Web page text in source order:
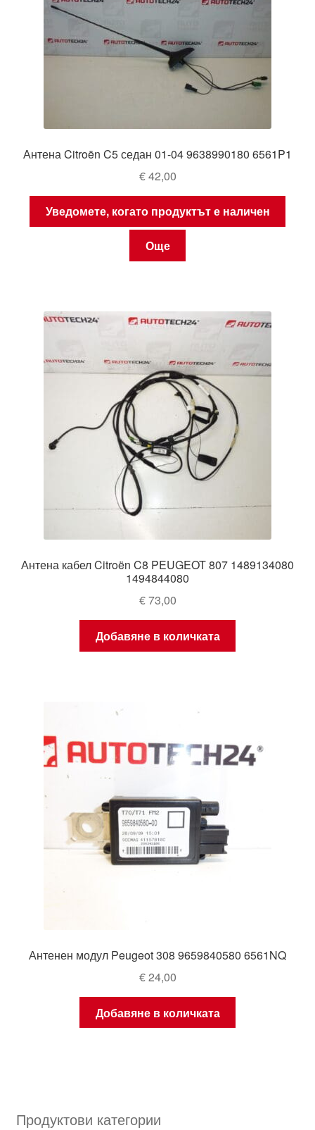
Антена Citroën C5 седан 01-04 9638990180 6561P1
€42,00
Уведомете, когато продуктът е наличен
Още
Антена кабел Citroën C8 PEUGEOT 807 1489134080
1494844080
€73,00
Добавяне в количката
Антенен модул Peugeot 308 9659840580 6561NQ
€24,00
Добавяне в количката
Продуктови категории